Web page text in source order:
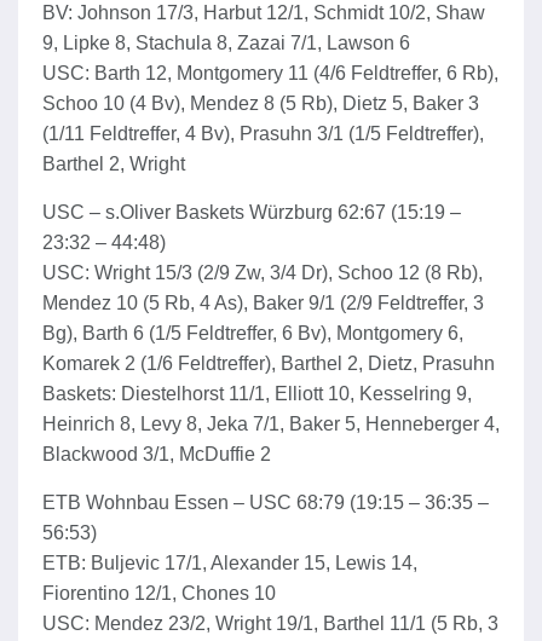
BV: Johnson 17/3, Harbut 12/1, Schmidt 10/2, Shaw
9, Lipke 8, Stachula 8, Zazai 7/1, Lawson 6
USC: Barth 12, Montgomery 11 (4/6 Feldtreffer, 6 Rb),
Schoo 10 (4 Bv), Mendez 8 (5 Rb), Dietz 5, Baker 3
(1/11 Feldtreffer, 4 Bv), Prasuhn 3/1 (1/5 Feldtreffer),
Barthel 2, Wright
USC – s.Oliver Baskets Würzburg 62:67 (15:19 –
23:32 – 44:48)
USC: Wright 15/3 (2/9 Zw, 3/4 Dr), Schoo 12 (8 Rb),
Mendez 10 (5 Rb, 4 As), Baker 9/1 (2/9 Feldtreffer, 3
Bg), Barth 6 (1/5 Feldtreffer, 6 Bv), Montgomery 6,
Komarek 2 (1/6 Feldtreffer), Barthel 2, Dietz, Prasuhn
Baskets: Diestelhorst 11/1, Elliott 10, Kesselring 9,
Heinrich 8, Levy 8, Jeka 7/1, Baker 5, Henneberger 4,
Blackwood 3/1, McDuffie 2
ETB Wohnbau Essen – USC 68:79 (19:15 – 36:35 –
56:53)
ETB: Buljevic 17/1, Alexander 15, Lewis 14,
Fiorentino 12/1, Chones 10
USC: Mendez 23/2, Wright 19/1, Barthel 11/1 (5 Rb, 3